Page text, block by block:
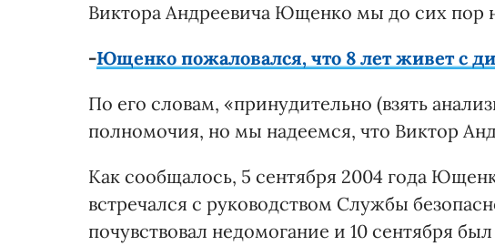
Виктора Андреевича Ющенко мы до сих пор
-Ющенко пожаловался, что 8 лет живет с
По его словам, «принудительно (взять
полномочия, но мы надеемся, что Виктор
Как сообщалось, 5 сентября 2004 года
встречался с руководством Службы
почувствовал недомогание и 10 сентября